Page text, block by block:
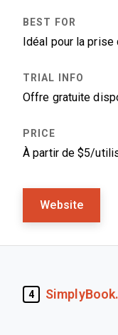
Idéal pour la
Offre gratuite
À partir de $5/
Website
4